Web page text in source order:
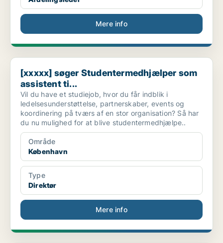
Mere info
[xxxxx] søger Studentermedhjælper som assistent ti...
[xxxxx] søger Studentermedhjælper som
assistent ti...
Vil du have et studiejob, hvor du får indblik i
ledelsesunderstøttelse, partnerskaber, events og
koordinering på tværs af en stor organisation? Så har
du nu mulighed for at blive studentermedhjælpe..
Område
København
Type
Direktør
Mere info